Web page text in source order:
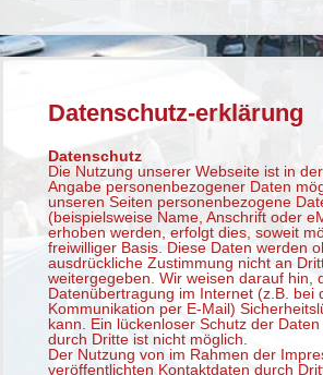
Datenschutz-erklärung
Datenschutz
Die Nutzung unserer Webseite ist in
Angabe personenbezogener Daten
unseren Seiten personenbezogene
(beispielsweise Name, Anschrift oder
erhoben werden, erfolgt dies, soweit
freiwilliger Basis. Diese Daten werden
ausdrückliche Zustimmung nicht an
weitergegeben. Wir weisen darauf hin,
Datenübertragung im Internet (z.B. bei
Kommunikation per E-Mail)
kann. Ein lückenloser Schutz der
durch Dritte ist nicht möglich.
Der Nutzung von im Rahmen der
veröffentlichten Kontaktdaten durch